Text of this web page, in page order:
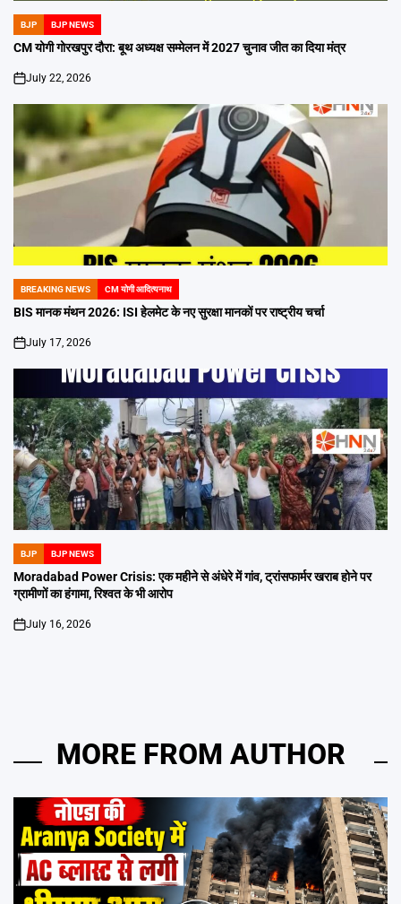
POSTED
IN
BJP BJP NEWS
CM योगी गोरखपुर दौरा: बूथ अध्यक्ष सम्मेलन में 2027 चुनाव जीत का दिया मंत्र
on
July 22, 2026
POSTED
IN
BREAKING NEWS CM योगी आदित्यनाथ
BIS मानक मंथन 2026: ISI हेलमेट के नए सुरक्षा मानकों पर राष्ट्रीय चर्चा
on
July 17, 2026
POSTED
IN
BJP BJP NEWS
Moradabad Power Crisis: एक महीने से अंधेरे में गांव, ट्रांसफार्मर खराब होने पर
ग्रामीणों का हंगामा, रिश्वत के भी आरोप
on
July 16, 2026
MORE FROM AUTHOR